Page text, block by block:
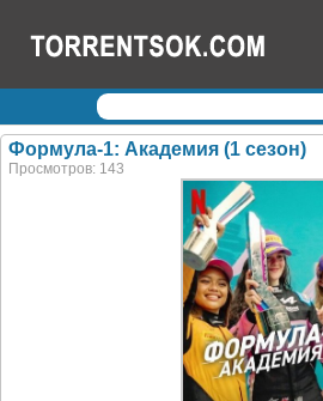
Логин: Пароль:
Регистрация|Забыли пароль?
Формула-1: Академия (1 сезон)
Просмотров: 143